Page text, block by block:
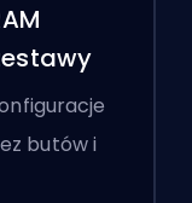
butów i